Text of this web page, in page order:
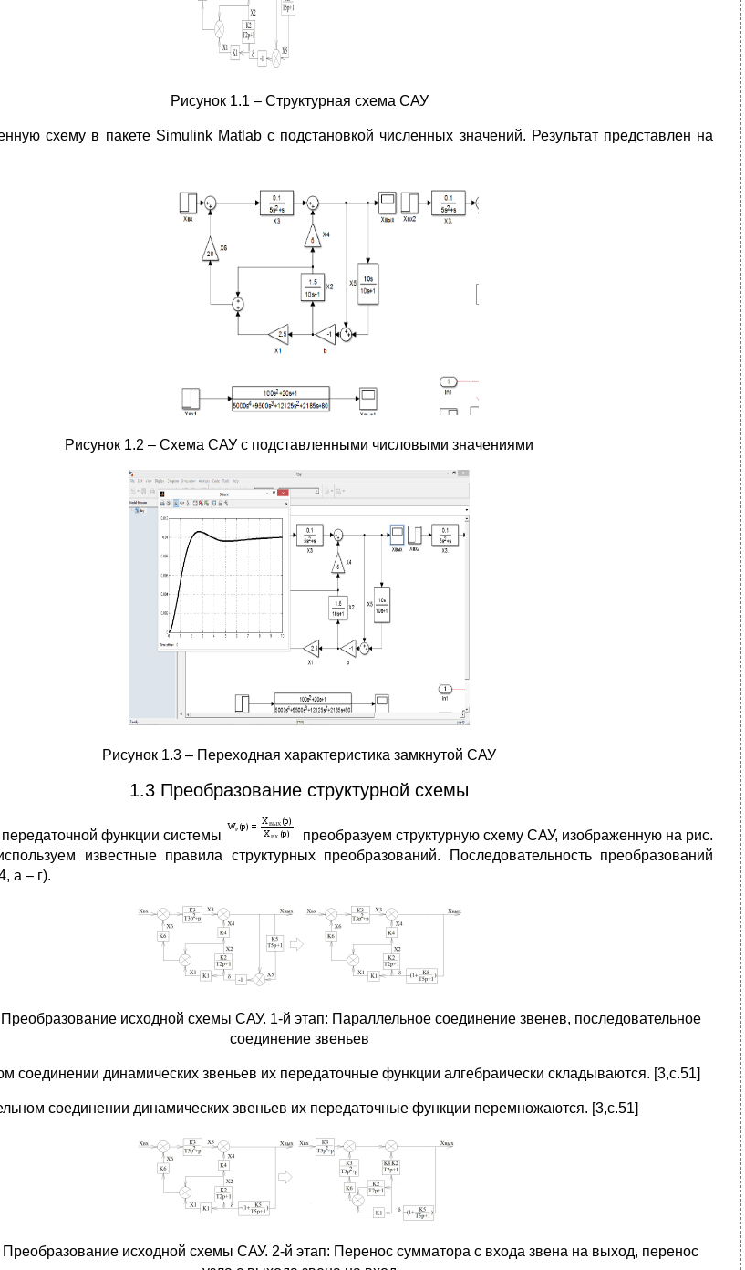
Рисунок 1.1 – Структурная схема САУ
схему в пакете Simulink Matlab с подстановкой численных значений. Результат представлен на
Рисунок 1.2 – Схема САУ с подставленными числовыми значениями
Рисунок 1.3 – Переходная характеристика замкнутой САУ
1.3 Преобразование структурной схемы
функции системы
преобразуем структурную схему САУ, изображенную на рис.
известные правила структурных преобразований. Последовательность преобразований
а – г).
исходной схемы САУ. 1-й этап: Параллельное соединение звенев, последовательное
соединение звеньев
соединении динамических звеньев их передаточные функции алгебраически складываются. [3,с.51]
соединении динамических звеньев их передаточные функции перемножаются. [3,с.51]
Преобразование исходной схемы САУ. 2-й этап: Перенос сумматора с входа звена на выход, перенос